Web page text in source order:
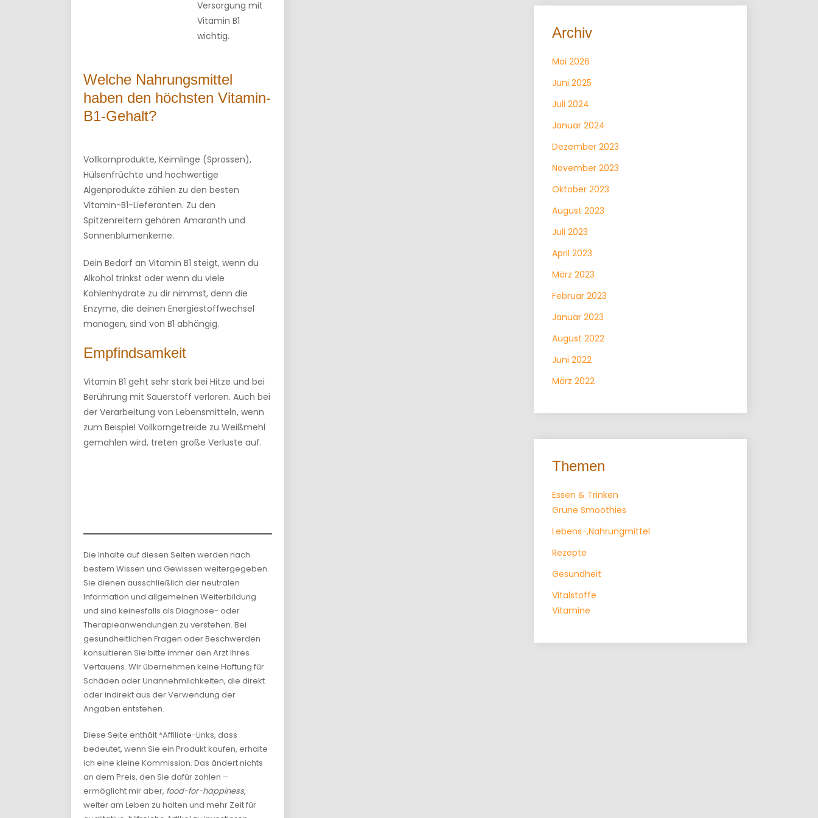
Versorgung mit
Vitamin B1
wichtig.
Welche Nahrungsmittel
haben den höchsten Vitamin-
B1-Gehalt?
Vollkornprodukte, Keimlinge (Sprossen),
Hülsenfrüchte und hochwertige
Algenprodukte zählen zu den besten
Vitamin-B1-Lieferanten. Zu den
Spitzenreitern gehören Amaranth und
Sonnenblumenkerne.
Dein Bedarf an Vitamin B1 steigt, wenn du
Alkohol trinkst oder wenn du viele
Kohlenhydrate zu dir nimmst, denn die
Enzyme, die deinen Energiestoffwechsel
managen, sind von B1 abhängig.
Empfindsamkeit
Vitamin B1 geht sehr stark bei Hitze und bei
Berührung mit Sauerstoff verloren. Auch bei
der Verarbeitung von Lebensmitteln, wenn
zum Beispiel Vollkorngetreide zu Weißmehl
gemahlen wird, treten große Verluste auf.
Die Inhalte auf diesen Seiten werden nach
bestem Wissen und Gewissen weitergegeben.
Sie dienen ausschließlich der neutralen
Information und allgemeinen Weiterbildung
und sind keinesfalls als Diagnose- oder
Therapieanwendungen zu verstehen. Bei
gesundheitlichen Fragen oder Beschwerden
konsultieren Sie bitte immer den Arzt Ihres
Vertauens. Wir übernehmen keine Haftung für
Schäden oder Unannehmlichkeiten, die direkt
oder indirekt aus der Verwendung der
Angaben entstehen.
Diese Seite enthält *Affiliate-Links, dass
bedeutet, wenn Sie ein Produkt kaufen, erhalte
ich eine kleine Kommission. Das ändert nichts
an dem Preis, den Sie dafür zahlen –
ermöglicht mir aber, food-for-happiness,
weiter am Leben zu halten und mehr Zeit für
Archiv
Mai 2026
Juni 2025
Juli 2024
Januar 2024
Dezember 2023
November 2023
Oktober 2023
August 2023
Juli 2023
April 2023
März 2023
Februar 2023
Januar 2023
August 2022
Juni 2022
März 2022
Themen
Essen & Trinken
Grüne Smoothies
Lebens-,Nahrungmittel
Rezepte
Gesundheit
Vitalstoffe
Vitamine